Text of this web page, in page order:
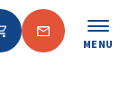
MENU